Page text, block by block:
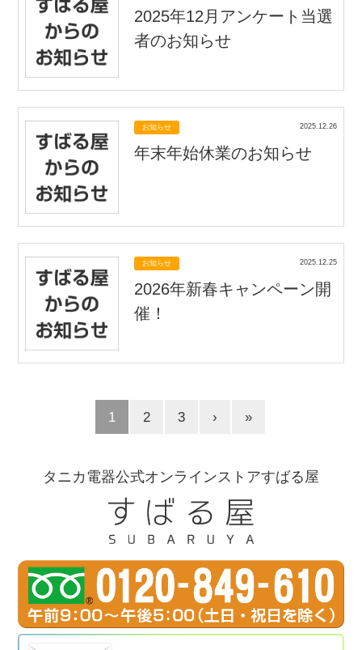
2025年12月アンケート当選
者のお知らせ
お知らせ 2025.12.26
年末年始休業のお知らせ
お知らせ 2025.12.25
2026年新春キャンペーン開
催！
1 2 3 › »
タニカ電器公式オンラインストアすばる屋